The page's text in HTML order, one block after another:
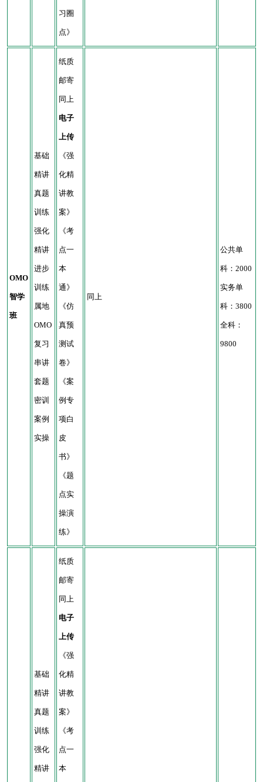
习圈
点》
OMO
智学
班
基础
精讲
真题
训练
强化
精讲
进步
训练
属地
OMO
复习
串讲
套题
密训
案例
实操
纸质
邮寄
同上
电子
上传
《强
化精
讲教
案》
《考
点一
本
通》
《仿
真预
测试
卷》
《案
例专
项白
皮
书》
《题
点实
操演
练》
同上
公共单
科：2000
实务单
科：3800
全科：
9800
基础
精讲
真题
训练
强化
精讲
纸质
邮寄
同上
电子
上传
《强
化精
讲教
案》
《考
点一
本